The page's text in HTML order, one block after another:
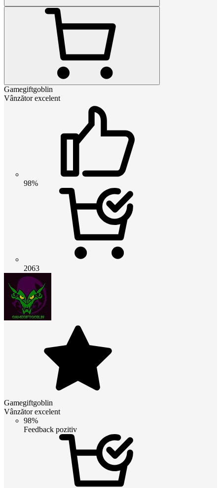
Gamegiftgoblin
Vânzător excelent
98%
2063
Gamegiftgoblin
Vânzător excelent
98%
Feedback pozitiv